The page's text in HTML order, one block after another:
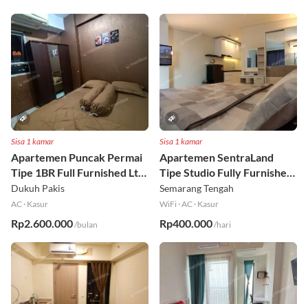
Sisa 1 kamar
Apartemen Puncak Permai
Tipe 1BR Full Furnished Lt
18
Dukuh Pakis
AC · Kasur
Rp2.600.000/bulan
Sisa 1 kamar
Apartemen SentraLand
Tipe Studio Fully Furnished
Lt 8
Semarang Tengah
WiFi ·AC · Kasur
Rp400.000/hari